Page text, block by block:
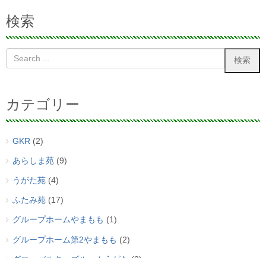
検索
カテゴリー
GKR (2)
あらしま苑 (9)
うがた苑 (4)
ふたみ苑 (17)
グループホームやまもも (1)
グループホーム第2やまもも (2)